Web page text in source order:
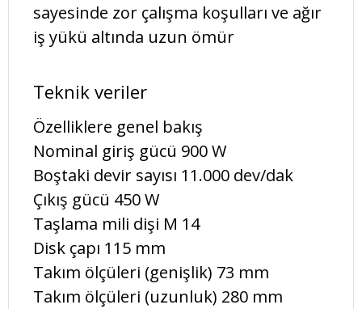
sayesinde zor çalışma koşulları ve ağır
iş yükü altında uzun ömür
Teknik veriler
Özelliklere genel bakış
Nominal giriş gücü 900 W
Boştaki devir sayısı 11.000 dev/dak
Çıkış gücü 450 W
Taşlama mili dişi M 14
Disk çapı 115 mm
Takım ölçüleri (genişlik) 73 mm
Takım ölçüleri (uzunluk) 280 mm